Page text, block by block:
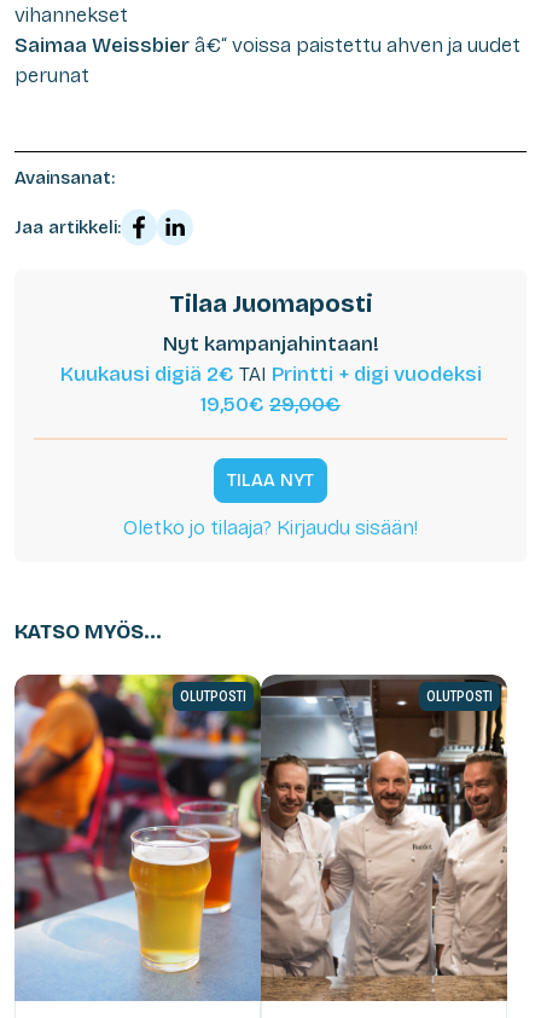
vihannekset
Saimaa Weissbierâ€“ voissa paistettu ahven ja uudet
perunat
Avainsanat:
Jaa artikkeli:
Tilaa Juomaposti
Nyt kampanjahintaan!
Kuukausi digiä 2€ TAI Printti + digi vuodeksi
19,50€ 29,00€
TILAA NYT
Oletko jo tilaaja? Kirjaudu sisään!
KATSO MYÖS...
OLUTPOSTI OLUTPOSTI